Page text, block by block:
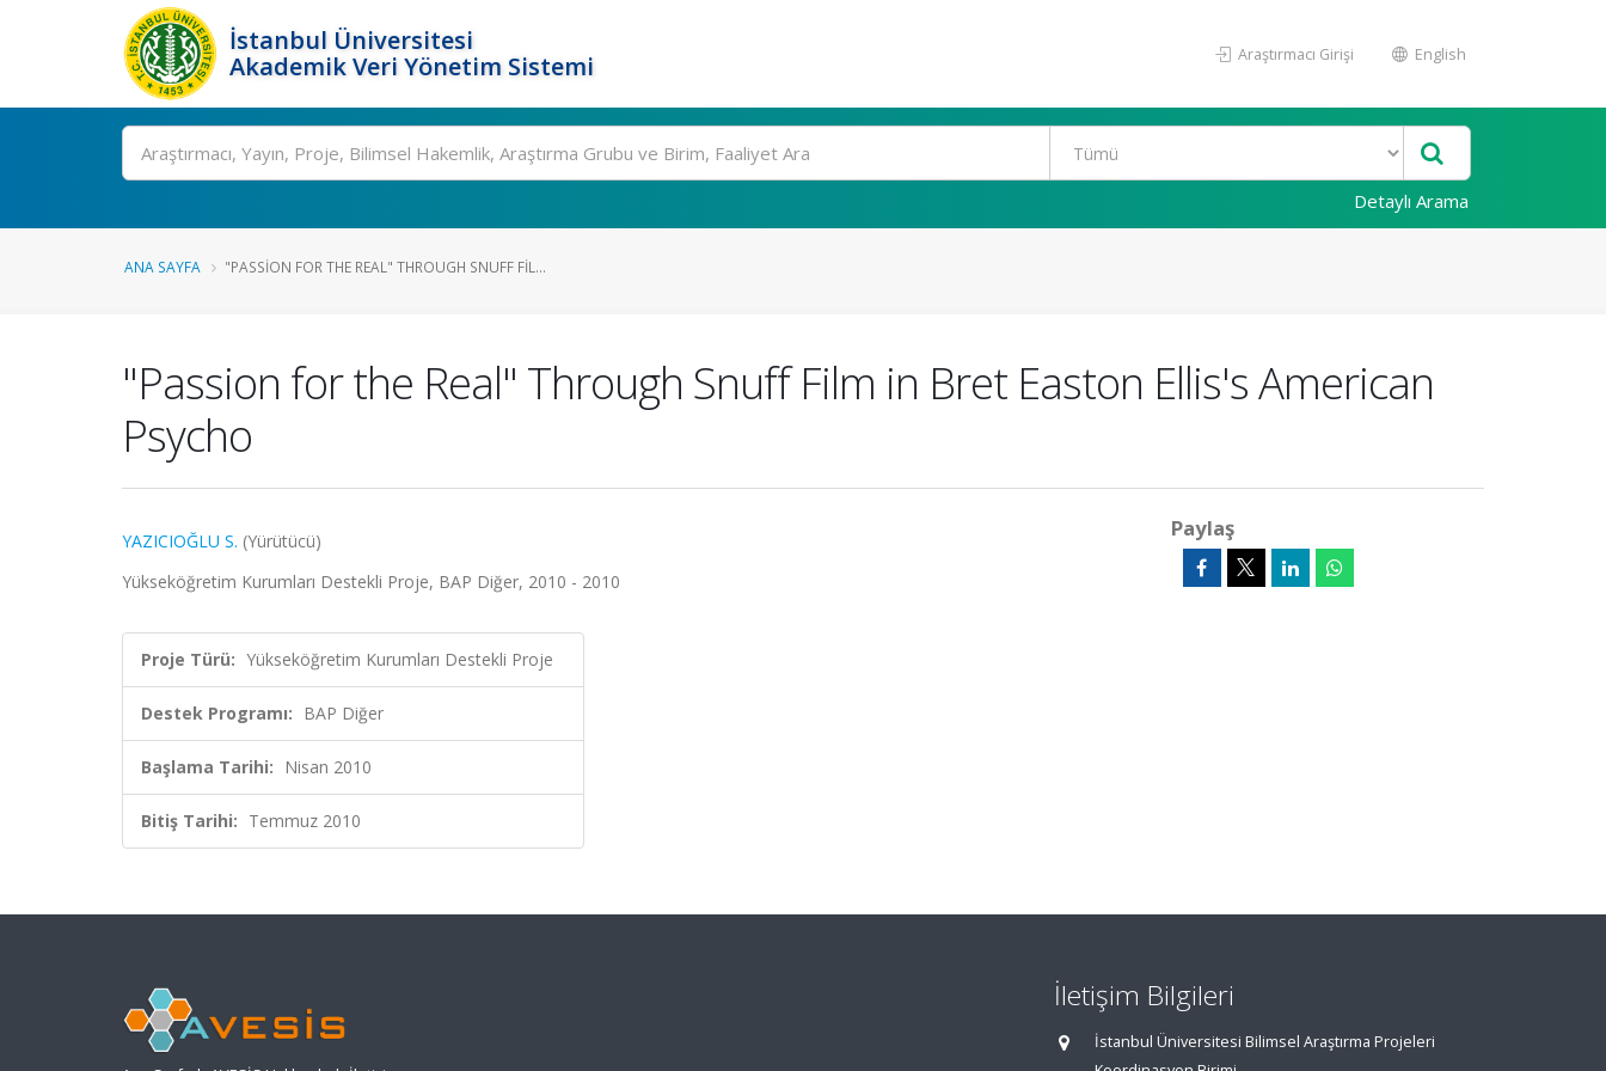
İstanbul Üniversitesi
Akademik Veri Yönetim Sistemi
Araştırmacı Girişi English
Ara
Detaylı Arama
ANA SAYFA "PASSION FOR THE REAL" THROUGH SNUFF FIL...
"Passion for the Real" Through Snuff Film in Bret Easton Ellis's American
Psycho
YAZICIOĞLU S. (Yürütücü)
Yükseköğretim Kurumları Destekli Proje, BAP Diğer, 2010 - 2010
Proje Türü: Yükseköğretim Kurumları Destekli Proje
Destek Programı: BAP Diğer
Başlama Tarihi: Nisan 2010
Bitiş Tarihi: Temmuz 2010
Paylaş
İletişim Bilgileri
İstanbul Üniversitesi Bilimsel Araştırma Projeleri